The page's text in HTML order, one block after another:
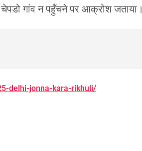
चेपडो गांव न पहुँचने पर आक्रोश जताया।
delhi-jonna-kara-rikhuli/